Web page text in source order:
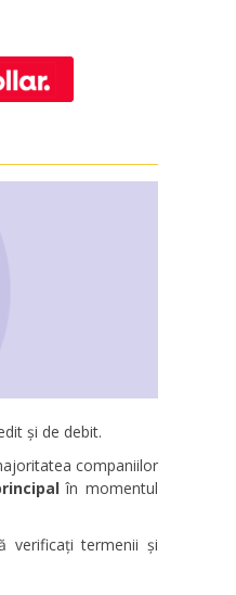
și de debit.
companiilor
în momentul
verificați termenii și